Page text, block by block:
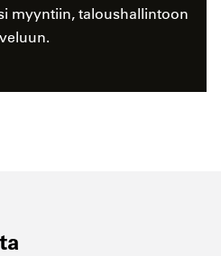
myyntiin, taloushallintoon